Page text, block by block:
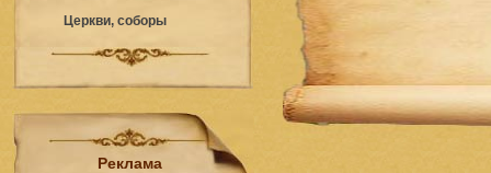
Церкви, соборы
Реклама